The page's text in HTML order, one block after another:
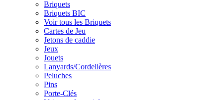
Briquets
Briquets BIC
Voir tous les Briquets
Cartes de Jeu
Jetons de caddie
Jeux
Jouets
Lanyards/Cordelières
Peluches
Pins
Porte-Clés